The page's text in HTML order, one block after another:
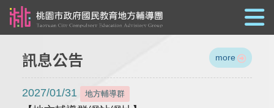
訊息公告 more
2027/01/31 地方輔導群